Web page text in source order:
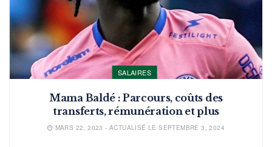
SALAIRES
Mama Baldé : Parcours, coûts des
transferts, rémunération et plus
MARS 22, 2023 - ACTUALISÉ LE SEPTEMBRE 3, 2024